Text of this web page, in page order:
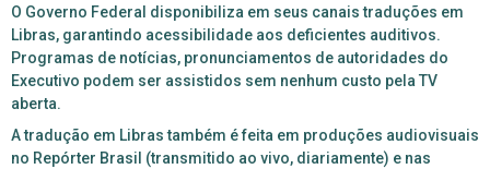
O Governo Federal disponibiliza em seus canais traduções em
Libras, garantindo acessibilidade aos deficientes auditivos.
Programas de notícias, pronunciamentos de autoridades do
Executivo podem ser assistidos sem nenhum custo pela TV
aberta.
A tradução em Libras também é feita em produções audiovisuais
no Repórter Brasil (transmitido ao vivo, diariamente) e nas